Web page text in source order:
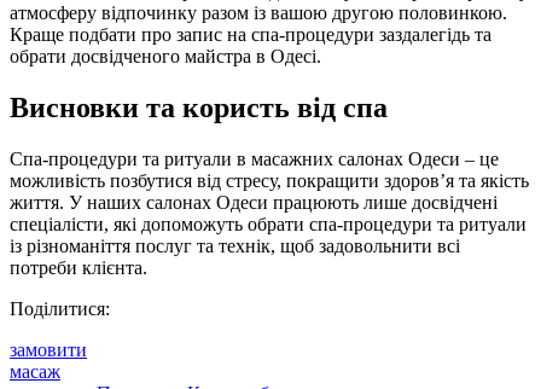
атмосферу відпочинку разом із вашою другою половинкою.
Краще подбати про запис на спа-процедури заздалегідь та
обрати досвідченого майстра в Одесі.
Висновки та користь від спа
Спа-процедури та ритуали в масажних салонах Одеси – це
можливість позбутися від стресу, покращити здоров’я та якість
життя. У наших салонах Одеси працюють лише досвідчені
спеціалісти, які допоможуть обрати спа-процедури та ритуали
із різноманіття послуг та технік, щоб задовольнити всі
потреби клієнта.
Поділитися:
замовити
масаж